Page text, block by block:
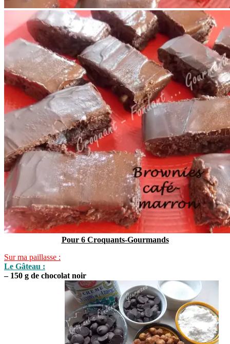
Pour 6 Croquants-Gourmands
Sur ma paillasse :
Le Gâteau :
– 150 g de chocolat noir